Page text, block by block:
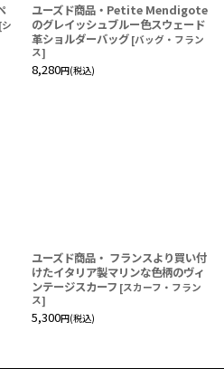
[シ
ユーズド商品・Petite Mendigote
のグレイッシュブルー色スウェード
革ショルダーバッグ [バッグ・フラン
ス]
8,280円(税込)
ユーズド商品・ フランスより買い付
けたイタリア製マリンな色柄のヴィ
ンテージスカーフ [スカーフ・フラン
ス]
5,300円(税込)